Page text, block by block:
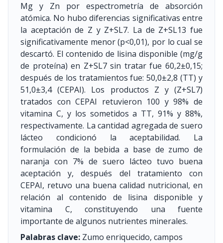
Mg y Zn por espectrometría de absorción
atómica. No hubo diferencias significativas entre
la aceptación de Z y Z+SL7. La de Z+SL13 fue
significativamente menor (p<0,01), por lo cual se
descartó. El contenido de lisina disponible (mg/g
de proteína) en Z+SL7 sin tratar fue 60,2±0,15;
después de los tratamientos fue: 50,0±2,8 (TT) y
51,0±3,4 (CEPAI). Los productos Z y (Z+SL7)
tratados con CEPAI retuvieron 100 y 98% de
vitamina C, y los sometidos a TT, 91% y 88%,
respectivamente. La cantidad agregada de suero
lácteo condicionó la aceptabilidad. La
formulación de la bebida a base de zumo de
naranja con 7% de suero lácteo tuvo buena
aceptación y, después del tratamiento con
CEPAI, retuvo una buena calidad nutricional, en
relación al contenido de lisina disponible y
vitamina C, constituyendo una fuente
importante de algunos nutrientes minerales.
Palabras clave: Zumo enriquecido, campos